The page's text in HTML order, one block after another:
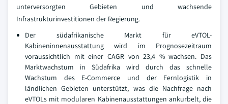
unterversorgten Gebieten und wachsende
Infrastrukturinvestitionen der Regierung.
Der südafrikanische Markt für eVTOL-
Kabineninnenausstattung wird im Prognosezeitraum
voraussichtlich mit einer CAGR von 23,4 % wachsen. Das
Marktwachstum in Südafrika wird durch das schnelle
Wachstum des E-Commerce und der Fernlogistik in
ländlichen Gebieten unterstützt, was die Nachfrage nach
eVTOLs mit modularen Kabinenausstattungen ankurbelt, die